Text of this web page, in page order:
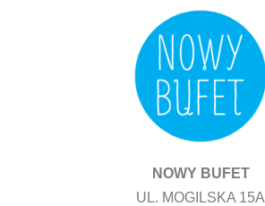
NOWY BUFET
UL. MOGILSKA 15A